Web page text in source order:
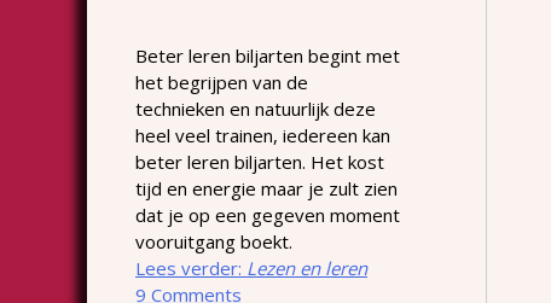
Beter leren biljarten begint met
het begrijpen van de
technieken en natuurlijk deze
heel veel trainen, iedereen kan
beter leren biljarten. Het kost
tijd en energie maar je zult zien
dat je op een gegeven moment
vooruitgang boekt.
Lees verder: Lezen en leren
9 Comments